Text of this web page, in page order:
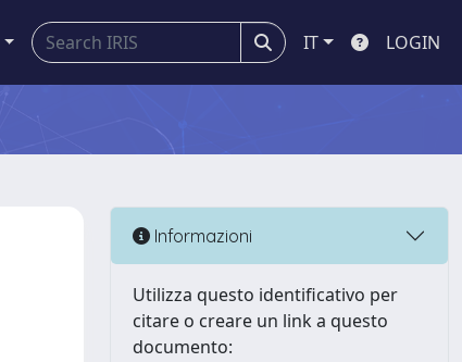
IT LOGIN
Informazioni
Utilizza questo identificativo per
citare o creare un link a questo
documento: